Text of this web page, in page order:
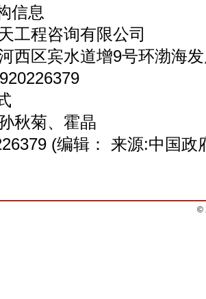
信息
工程咨询有限公司
西区宾水道增9号环渤海
秋菊、霍晶
(编辑： 来源:中国政
©